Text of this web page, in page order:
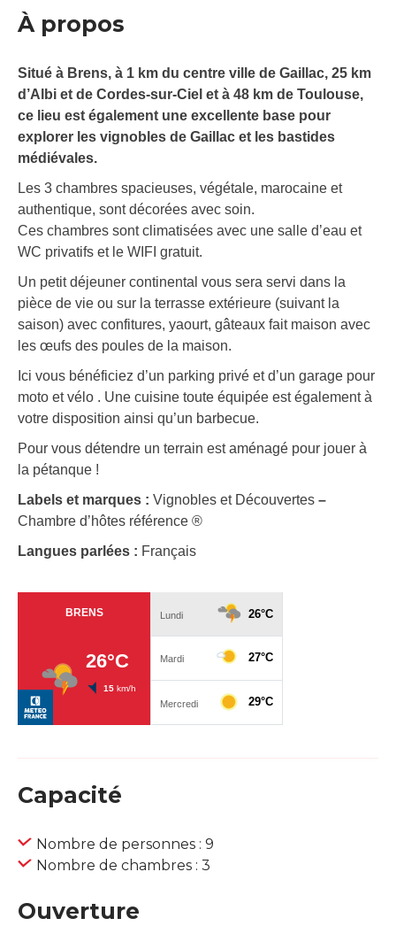
À propos
Situé à Brens, à 1 km du centre ville de Gaillac, 25 km
d’Albi et de Cordes-sur-Ciel et à 48 km de Toulouse,
ce lieu est également une excellente base pour
explorer les vignobles de Gaillac et les bastides
médiévales.
Les 3 chambres spacieuses, végétale, marocaine et
authentique, sont décorées avec soin.
Ces chambres sont climatisées avec une salle d’eau et
WC privatifs et le WIFI gratuit.
Un petit déjeuner continental vous sera servi dans la
pièce de vie ou sur la terrasse extérieure (suivant la
saison) avec confitures, yaourt, gâteaux fait maison avec
les œufs des poules de la maison.
Ici vous bénéficiez d’un parking privé et d’un garage pour
moto et vélo . Une cuisine toute équipée est également à
votre disposition ainsi qu’un barbecue.
Pour vous détendre un terrain est aménagé pour jouer à
la pétanque !
Labels et marques : Vignobles et Découvertes –
Chambre d’hôtes référence ®
Langues parlées : Français
Capacité
Nombre de personnes : 9
Nombre de chambres : 3
Ouverture